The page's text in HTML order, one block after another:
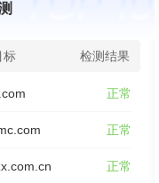
标 检测结果
正常
正常
正常